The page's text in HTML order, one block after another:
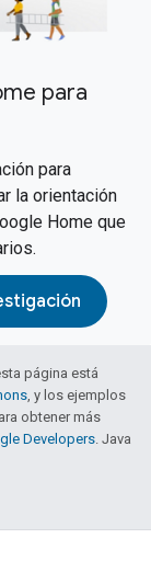
para
para
la orientación
Home que
página está
, y los ejemplos
obtener más
Developers . Java